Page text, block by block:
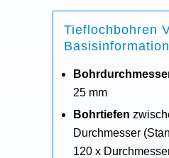
Tieflochbohren
25 mm
Bohrtiefen
Durchmesser
120 x